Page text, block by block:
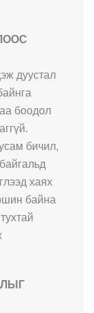
дуустал
боодол
бичил,
хаях
байна